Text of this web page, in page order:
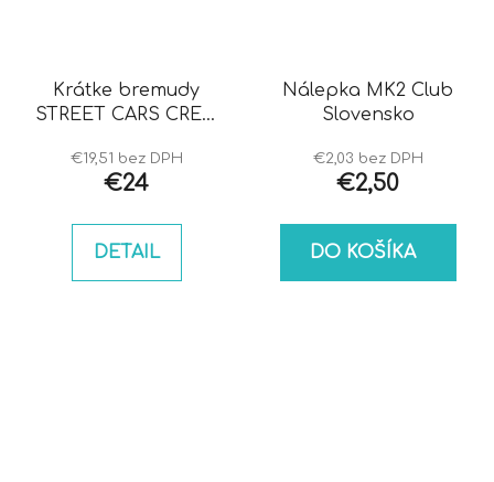
Krátke bremudy
STREET CARS CREW
€19,51 bez DPH
€24
DETAIL
Nálepka MK2 Club
Slovensko
€2,03 bez DPH
€2,50
DO KOŠÍKA